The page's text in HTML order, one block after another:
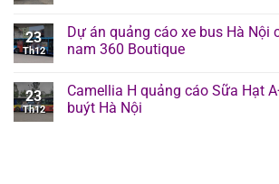
23
Th12
Dự án quảng cáo xe bus Hà Nội
nam 360 Boutique
23
Th12
Camellia H quảng cáo Sữa Hạt
buýt Hà Nội